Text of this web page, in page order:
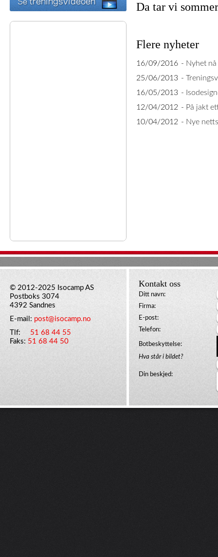
Da tar vi
Flere nyheter
Nyhet
-
16/09/2016
-
25/06/2013
-
16/05/2013
På jakt
-
12/04/2012
Nye
-
10/04/2012
© 2012-2025 Isocamp AS
Postboks 3074
4392 Sandnes
E-mail: post@isocamp.no
Tlf: 51 68 44 55
Faks: 51 68 44 50
Kontakt oss
Ditt navn:
Firma:
E-post:
Telefon:
Botbeskyttelse:
Hva står i bildet?
Din beskjed: